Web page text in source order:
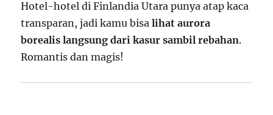
Hotel-hotel di Finlandia Utara punya atap kaca
transparan, jadi kamu bisalihat aurora
borealis langsung dari kasur sambil rebahan.
Romantis dan magis!